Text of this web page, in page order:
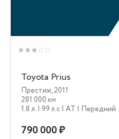
Toyota Prius
Престиж,2011
281 000 км
1.8 л. | 99 л.c | AT | Передний
790 000 ₽